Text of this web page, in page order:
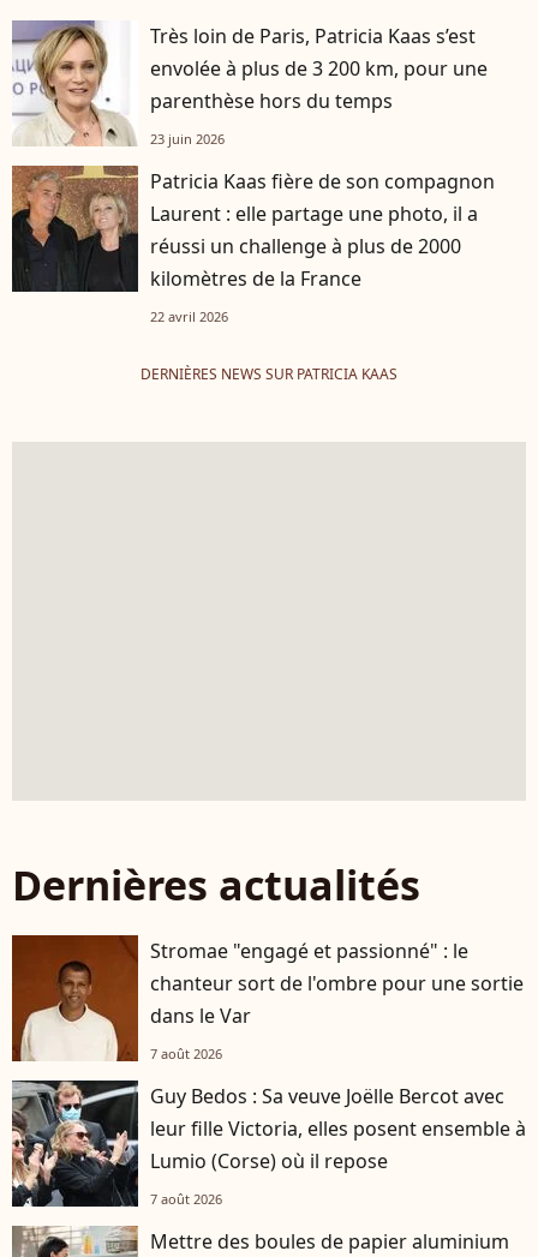
Très loin de Paris, Patricia Kaas s’est
envolée à plus de 3 200 km, pour une
parenthèse hors du temps
23 juin 2026
Patricia Kaas fière de son compagnon
Laurent : elle partage une photo, il a
réussi un challenge à plus de 2000
kilomètres de la France
22 avril 2026
DERNIÈRES NEWS SUR PATRICIA KAAS
Dernières actualités
Stromae "engagé et passionné" : le
chanteur sort de l'ombre pour une sortie
dans le Var
7 août 2026
Guy Bedos : Sa veuve Joëlle Bercot avec
leur fille Victoria, elles posent ensemble à
Lumio (Corse) où il repose
7 août 2026
Mettre des boules de papier aluminium